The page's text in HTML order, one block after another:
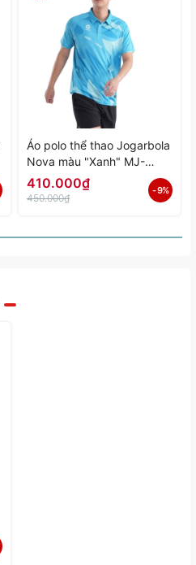
Áo polo thể thao Jogarbola
Nova màu "Xanh" MJ-
A4197-03 - Hàng Chính
Hãng
410.000₫
450.000₫
- 9%